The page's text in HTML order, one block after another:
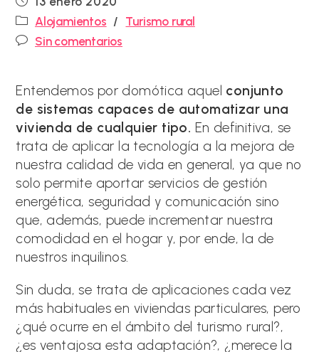
de
la
entrada:
Categoría
de
la
Alojamientos / Turismo rural
Comentarios
Sin comentarios
Entendemos por domótica aquel conjunto
de sistemas capaces de automatizar una
vivienda de cualquier tipo. En definitiva, se
trata de aplicar la tecnología a la mejora de
nuestra calidad de vida en general, ya que no
solo permite aportar servicios de gestión
energética, seguridad y comunicación sino
que, además, puede incrementar nuestra
comodidad en el hogar y, por ende, la de
nuestros inquilinos.
Sin duda, se trata de aplicaciones cada vez
más habituales en viviendas particulares, pero
¿qué ocurre en el ámbito del turismo rural?,
¿es ventajosa esta adaptación?, ¿merece la